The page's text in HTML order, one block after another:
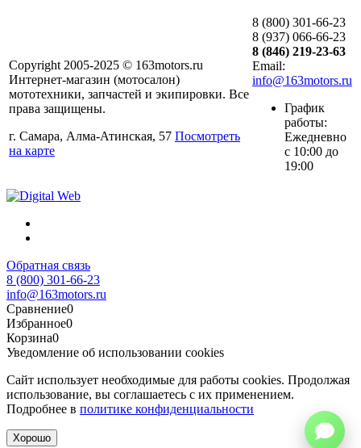
Copyright 2005-2025 © 163motors.ru
Интернет-магазин (мотосалон)
мототехники, запчастей и экипировки. Все
права защищены.
г. Самара, Алма-Атинская, 57 Посмотреть
на карте
8 (800) 301-66-23
8 (937) 066-66-23
8 (846) 219-23-63
Email:
info@163motors.ru
График
работы:
Ежедневно
с 10:00 до
19:00
Обратная связь
8 (800) 301-66-23
info@163motors.ru
Сравнение0
Избранное0
Корзина0
Уведомление об использовании cookies
Сайт использует необходимые для работы cookies. Продолжая
использование, вы соглашаетесь с их применением.
Подробнее в политике конфиденциальности
Хорошо